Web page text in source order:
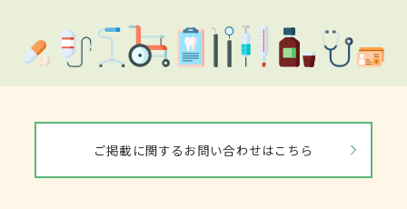
ご掲載に関するお問い合わせはこちら